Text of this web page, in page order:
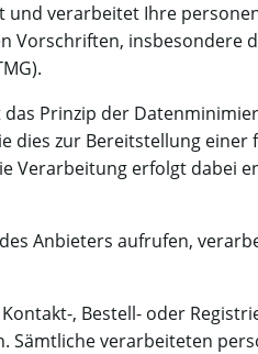
und verarbeitet Ihre
Vorschriften, insbesondere
Prinzip der
dies zur Bereitstellung
Verarbeitung erfolgt dabei
Anbieters aufrufen,
, Bestell- oder
Sämtliche verarbeiteten